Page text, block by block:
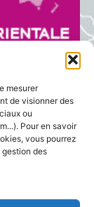
mesurer
de visionner des
ou
Pour en savoir
vous pourrez
des